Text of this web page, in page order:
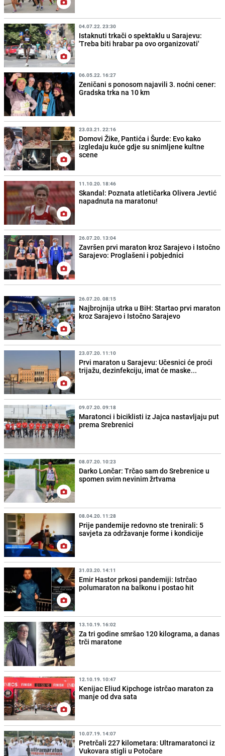
04.07.22. 23:30
Istaknuti trkači o spektaklu u Sarajevu:
'Treba biti hrabar pa ovo organizovati'
06.05.22. 16:27
Zeničani s ponosom najavili 3. noćni cener:
Gradska trka na 10 km
23.03.21. 22:16
Domovi Žike, Pantića i Šurde: Evo kako
izgledaju kuće gdje su snimljene kultne
scene
11.10.20. 18:46
Skandal: Poznata atletičarka Olivera Jevtić
napadnuta na maratonu!
26.07.20. 13:04
Završen prvi maraton kroz Sarajevo i Istočno
Sarajevo: Proglašeni i pobjednici
26.07.20. 08:15
Najbrojnija utrka u BiH: Startao prvi maraton
kroz Sarajevo i Istočno Sarajevo
23.07.20. 11:10
Prvi maraton u Sarajevu: Učesnici će proći
trijažu, dezinfekciju, imat će maske...
09.07.20. 09:18
Maratonci i biciklisti iz Jajca nastavljaju put
prema Srebrenici
08.07.20. 10:23
Darko Lončar: Trčao sam do Srebrenice u
spomen svim nevinim žrtvama
08.04.20. 11:28
Prije pandemije redovno ste trenirali: 5
savjeta za održavanje forme i kondicije
31.03.20. 14:11
Emir Hastor prkosi pandemiji: Istrčao
polumaraton na balkonu i postao hit
13.10.19. 16:02
Za tri godine smršao 120 kilograma, a danas
trči maratone
12.10.19. 10:47
Kenijac Eliud Kipchoge istrčao maraton za
manje od dva sata
10.07.19. 14:07
Pretrčali 227 kilometara: Ultramaratonci iz
Vukovara stigli u Potočare